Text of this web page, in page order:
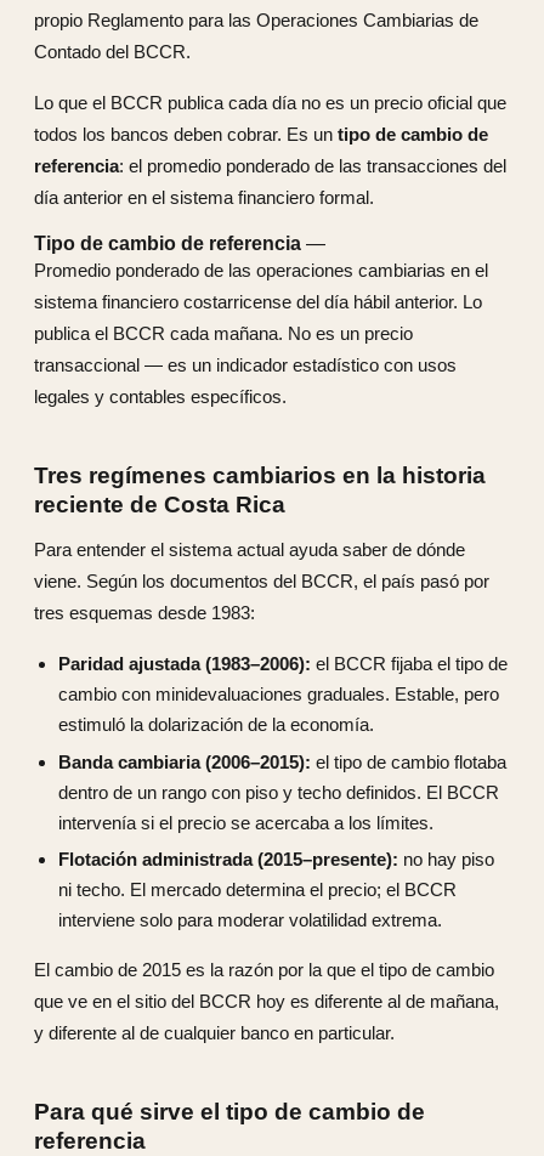
propio Reglamento para las Operaciones Cambiarias de
Contado del BCCR.
Lo que el BCCR publica cada día no es un precio oficial que
todos los bancos deben cobrar. Es un tipo de cambio de
referencia: el promedio ponderado de las transacciones del
día anterior en el sistema financiero formal.
Tipo de cambio de referencia —
Promedio ponderado de las operaciones cambiarias en el
sistema financiero costarricense del día hábil anterior. Lo
publica el BCCR cada mañana. No es un precio
transaccional — es un indicador estadístico con usos
legales y contables específicos.
Tres regímenes cambiarios en la historia
reciente de Costa Rica
Para entender el sistema actual ayuda saber de dónde
viene. Según los documentos del BCCR, el país pasó por
tres esquemas desde 1983:
Paridad ajustada (1983–2006): el BCCR fijaba el tipo de
cambio con minidevaluaciones graduales. Estable, pero
estimuló la dolarización de la economía.
Banda cambiaria (2006–2015): el tipo de cambio flotaba
dentro de un rango con piso y techo definidos. El BCCR
intervenía si el precio se acercaba a los límites.
Flotación administrada (2015–presente): no hay piso
ni techo. El mercado determina el precio; el BCCR
interviene solo para moderar volatilidad extrema.
El cambio de 2015 es la razón por la que el tipo de cambio
que ve en el sitio del BCCR hoy es diferente al de mañana,
y diferente al de cualquier banco en particular.
Para qué sirve el tipo de cambio de
referencia